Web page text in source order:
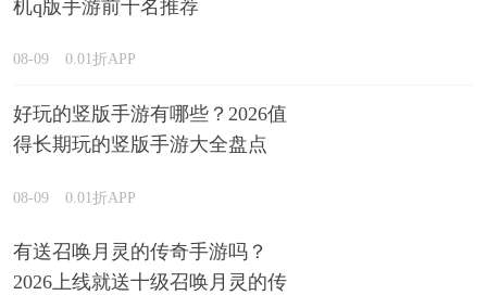
机q版手游前十名推荐
08-09 0.01折APP
好玩的竖版手游有哪些？2026值
得长期玩的竖版手游大全盘点
08-09 0.01折APP
有送召唤月灵的传奇手游吗？
2026上线就送十级召唤月灵的传